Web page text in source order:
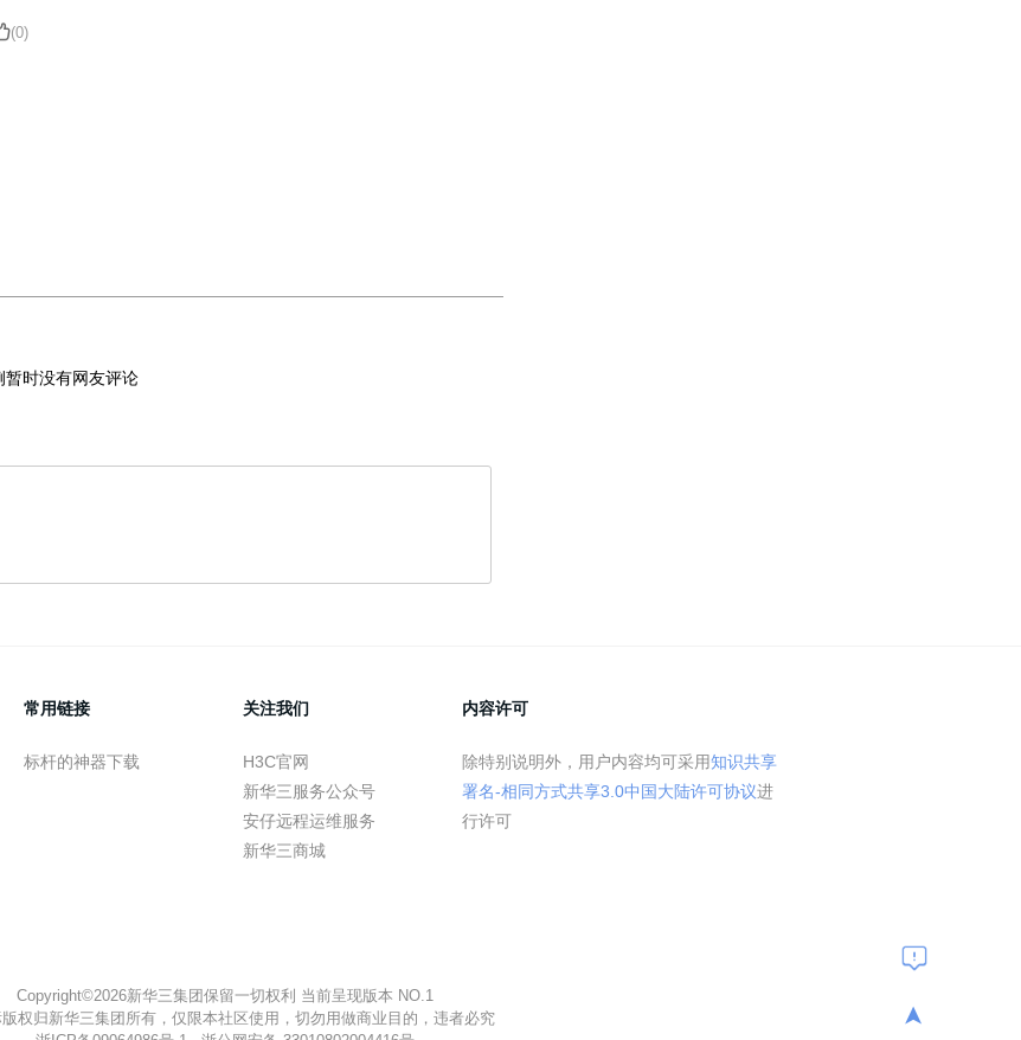
(0)
暂时没有网友评论
➤
常用链接
标杆的神器下载
关注我们
H3C官网
新华三服务公众号
安仔远程运维服务
新华三商城
内容许可
除特别说明外，用户内容均可采用知识共享
署名-相同方式共享3.0中国大陆许可协议进
行许可
Copyright©2026新华三集团保留一切权利 当前呈现版本 NO.1
权归新华三集团所有，仅限本社区使用，切勿用做商业目的，违者必究